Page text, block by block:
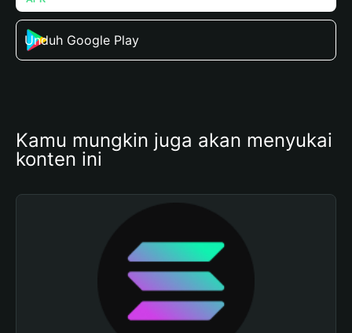
Unduh Google Play
Kamu mungkin juga akan menyukai
konten ini